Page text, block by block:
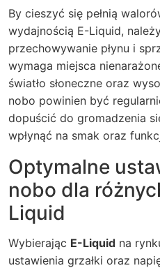
By cieszyć się pełnią
wydajnością E-Liquid,
przechowywanie płynu i
wymaga miejsca
światło słoneczne oraz
nobo powinien być
dopuścić do gromadzenia
wpłynąć na smak oraz
Optymalne
nobo dla
Liquid
Wybierając E-Liquid na
ustawienia grzałki oraz